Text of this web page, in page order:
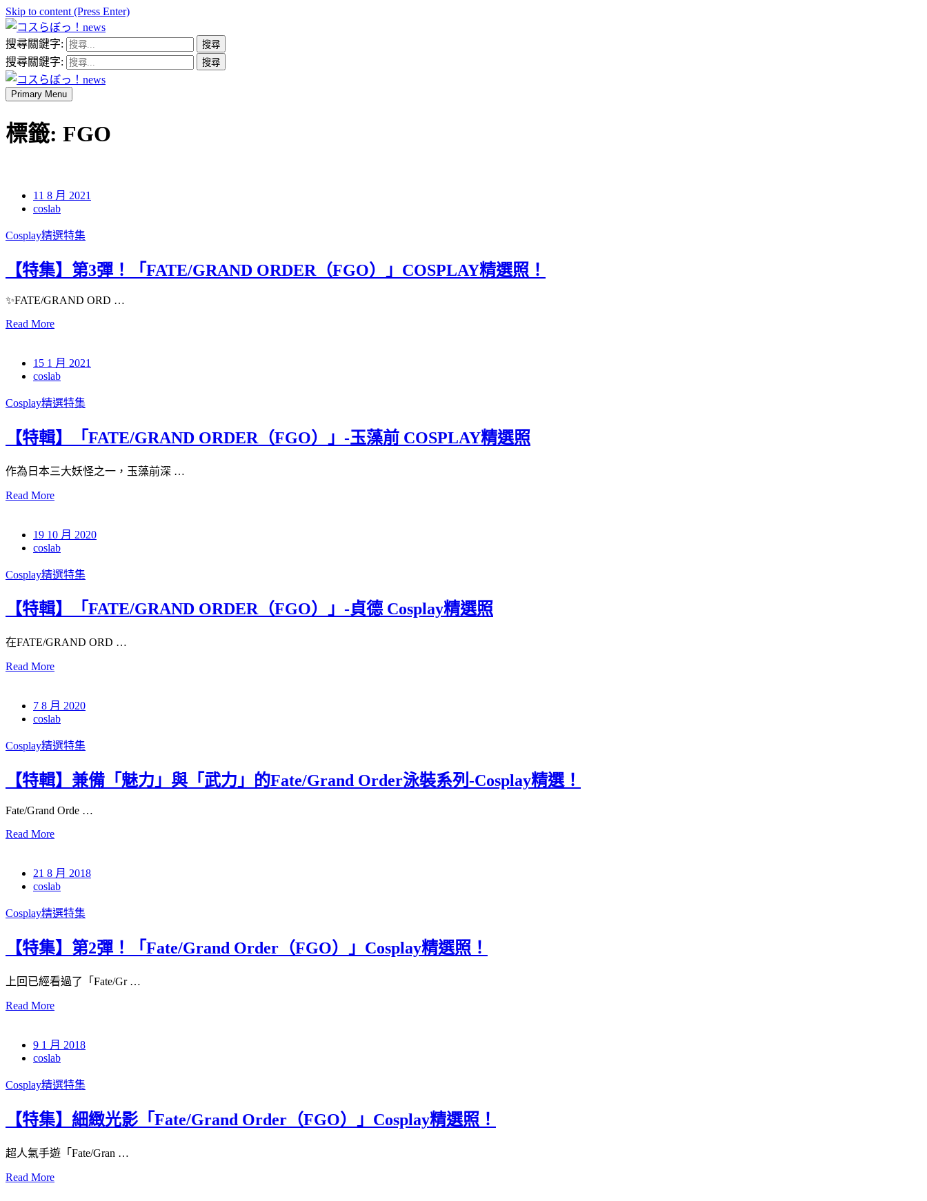
Skip to content (Press Enter)
コスらぼっ！news
搜尋關鍵字:
搜尋關鍵字:
Primary Menu
標籤: FGO
11 8 月 2021
coslab
Cosplay精選特集
【特集】第3彈！「FATE/GRAND ORDER（FGO）」COSPLAY精選照！
✨FATE/GRAND ORD …
Read More
15 1 月 2021
coslab
Cosplay精選特集
【特輯】「FATE/GRAND ORDER（FGO）」-玉藻前 COSPLAY精選照
作為日本三大妖怪之一，玉藻前深 …
Read More
19 10 月 2020
coslab
Cosplay精選特集
【特輯】「FATE/GRAND ORDER（FGO）」-貞德 Cosplay精選照
在FATE/GRAND ORD …
Read More
7 8 月 2020
coslab
Cosplay精選特集
【特輯】兼備「魅力」與「武力」的Fate/Grand Order泳裝系列-Cosplay精選！
Fate/Grand Orde …
Read More
21 8 月 2018
coslab
Cosplay精選特集
【特集】第2彈！「Fate/Grand Order（FGO）」Cosplay精選照！
上回已經看過了「Fate/Gr …
Read More
9 1 月 2018
coslab
Cosplay精選特集
【特集】細緻光影「Fate/Grand Order（FGO）」Cosplay精選照！
超人氣手遊「Fate/Gran …
Read More